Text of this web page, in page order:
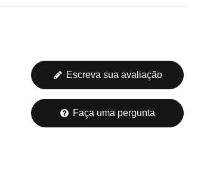
Escreva sua avaliação
Faça uma pergunta